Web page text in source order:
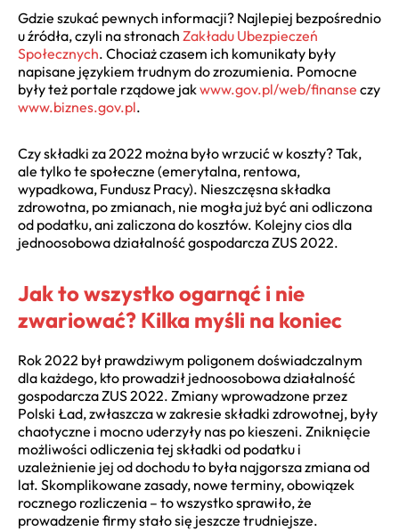
Gdzie szukać pewnych informacji? Najlepiej bezpośrednio
u źródła, czyli na stronach Zakładu Ubezpieczeń
Społecznych. Chociaż czasem ich komunikaty były
napisane językiem trudnym do zrozumienia. Pomocne
były też portale rządowe jakwww.gov.pl/web/finanse czy
www.biznes.gov.pl.
Czy składki za 2022 można było wrzucić w koszty? Tak,
ale tylko te społeczne (emerytalna, rentowa,
wypadkowa, Fundusz Pracy). Nieszczęsna składka
zdrowotna, po zmianach, nie mogła już być ani odliczona
od podatku, ani zaliczona do kosztów. Kolejny cios dla
jednoosobowa działalność gospodarcza ZUS 2022.
Jak to wszystko ogarnąć i nie
zwariować? Kilka myśli na koniec
Rok 2022 był prawdziwym poligonem doświadczalnym
dla każdego, kto prowadził jednoosobowa działalność
gospodarcza ZUS 2022. Zmiany wprowadzone przez
Polski Ład, zwłaszcza w zakresie składki zdrowotnej, były
chaotyczne i mocno uderzyły nas po kieszeni. Zniknięcie
możliwości odliczenia tej składki od podatku i
uzależnienie jej od dochodu to była najgorsza zmiana od
lat. Skomplikowane zasady, nowe terminy, obowiązek
rocznego rozliczenia – to wszystko sprawiło, że
prowadzenie firmy stało się jeszcze trudniejsze.